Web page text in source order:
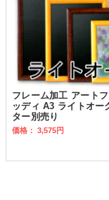
フレーム加工 アート
ッディ A3 ライトオ
ター別売り
価格： 3,575円